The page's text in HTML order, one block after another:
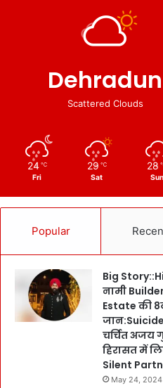
Dehradun
Scattered Clouds
24 ℃
Fri
29 ℃
Sat
28
Sun
Popular
Big
नामी
Estate की
चर्चित अजय
हिरासत में
Silent
May 24, 2024